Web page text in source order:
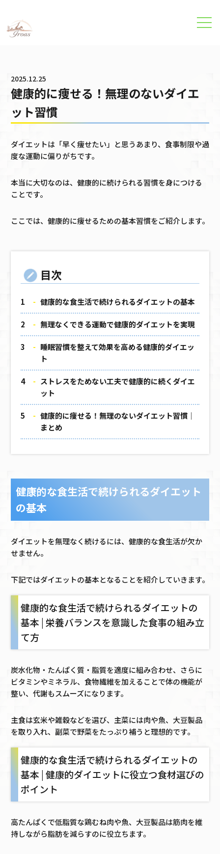
パーソナルトレーニング・美容整体のイロアスジム ›健康
2025.12.25
健康的に痩せる！無理のないダイエ
ット習慣
ダイエットは「早く痩せたい」と思うあまり、食事制限や過
度な運動に偏りがちです。
本当に大切なのは、健康的に続けられる習慣を身につける
ことです。
ここでは、健康的に痩せるための基本習慣をご紹介します。
目次
健康的な食生活で続けられるダイエットの基本
無理なくできる運動で健康的ダイエットを実現
睡眠習慣を整えて効果を高める健康的ダイエッ
ト
ストレスをためない工夫で健康的に続くダイエ
ット
健康的に痩せる！無理のないダイエット習慣｜
まとめ
健康的な食生活で続けられるダイエット
の基本
ダイエットを無理なく続けるには、健康的な食生活が欠か
せません。
下記ではダイエットの基本となることを紹介していきます。
健康的な食生活で続けられるダイエットの
基本 | 栄養バランスを意識した食事の組み立
て方
炭水化物・たんぱく質・脂質を適度に組み合わせ、さらに
ビタミンやミネラル、食物繊維を加えることで体の機能が
整い、代謝もスムーズになります。
主食は玄米や雑穀などを選び、主菜には肉や魚、大豆製品
を取り入れ、副菜で野菜をたっぷり補うと理想的です。
健康的な食生活で続けられるダイエットの
基本 | 健康的ダイエットに役立つ食材選びの
ポイント
高たんぱくで低脂質な鶏むね肉や魚、大豆製品は筋肉を維
持しながら脂肪を減らすのに役立ちます。